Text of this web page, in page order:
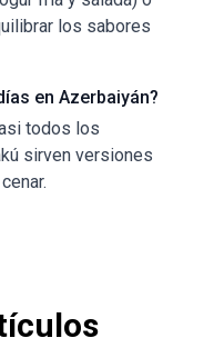
los sabores
en Azerbaiyán?
todos los
sirven versiones